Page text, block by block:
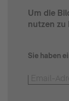
Um die
nutzen zu
Sie haben